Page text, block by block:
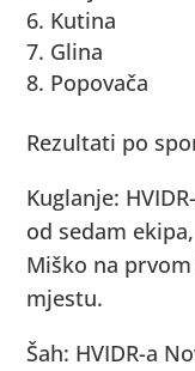
Kutina
Glina
Popovača
Rezultati po
Kuglanje:
od sedam
Miško na
mjestu.
Šah: HVIDR-a